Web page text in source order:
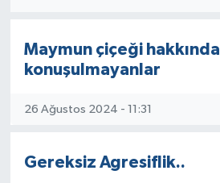
Maymun çiçeği hakkında
konuşulmayanlar
26 Ağustos 2024 - 11:31
Gereksiz Agresiflik..